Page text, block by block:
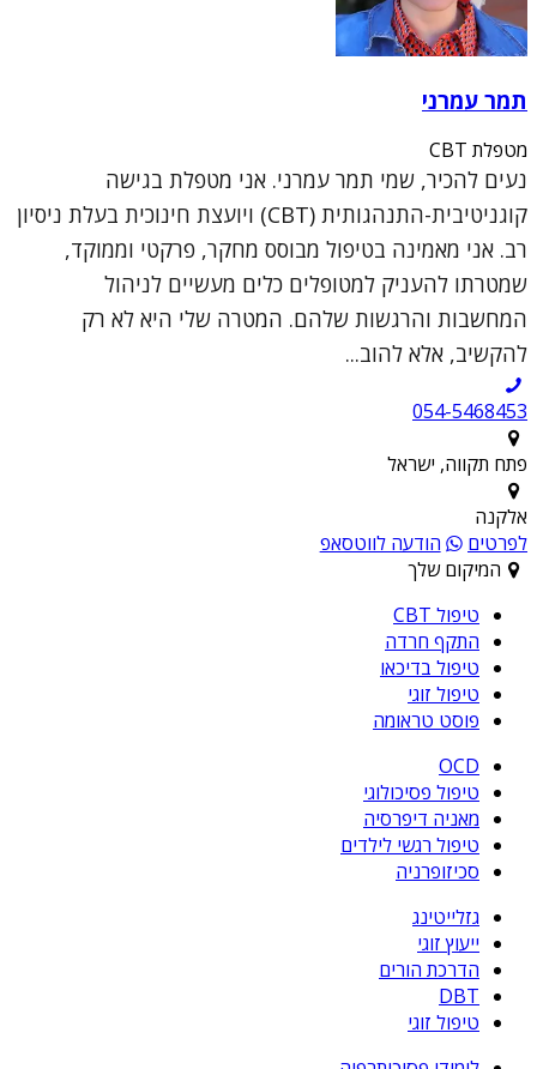
תמר עמרני
מטפלת CBT
נעים להכיר, שמי תמר עמרני. אני מטפלת בגישה
קוגניטיבית-התנהגותית (CBT) ויועצת חינוכית בעלת ניסיון
רב. אני מאמינה בטיפול מבוסס מחקר, פרקטי וממוקד,
שמטרתו להעניק למטופלים כלים מעשיים לניהול
המחשבות והרגשות שלהם. המטרה שלי היא לא רק
להקשיב, אלא להוב...
054-5468453
פתח תקווה, ישראל
אלקנה
לפרטים
הודעה לווטסאפ
המיקום שלך
טיפול CBT
התקף חרדה
טיפול בדיכאו
טיפול זוגי
פוסט טראומה
OCD
טיפול פסיכולוגי
מאניה דיפרסיה
טיפול רגשי לילדים
סכיזופרניה
גזלייטינג
ייעוץ זוגי
הדרכת הורים
DBT
טיפול זוגי